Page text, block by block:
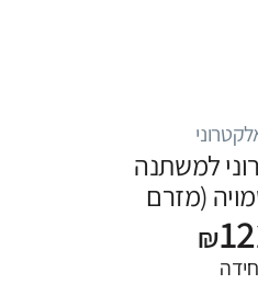
למשתנה
(מזרם
₪